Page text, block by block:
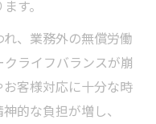
評価される美容室
と技術評価の両
す。
、業務外の無償労働
ライフバランスが崩
客様対応に十分な時
的な負担が増し、